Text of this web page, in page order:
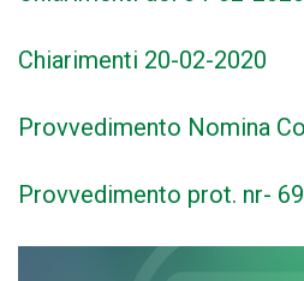
Chiarimenti 20-02-2020
Provvedimento Nomina
Provvedimento prot. nr-